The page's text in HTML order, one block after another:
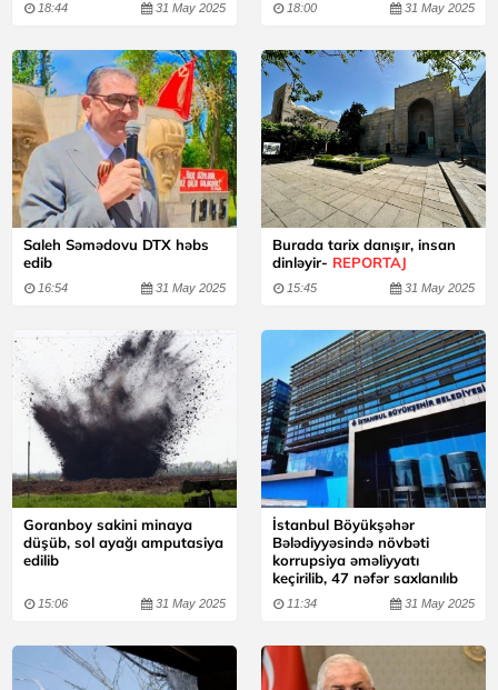
18:44 31 May 2025 18:00 31 May 2025
Saleh Səmədovu DTX həbs
edib
16:54 31 May 2025
Burada tarix danışır, insan
dinləyir- REPORTAJ
15:45 31 May 2025
Goranboy sakini minaya
düşüb, sol ayağı amputasiya
edilib
15:06 31 May 2025
İstanbul Böyükşəhər
Bələdiyyəsində növbəti
korrupsiya əməliyyatı
keçirilib, 47 nəfər saxlanılıb
11:34 31 May 2025